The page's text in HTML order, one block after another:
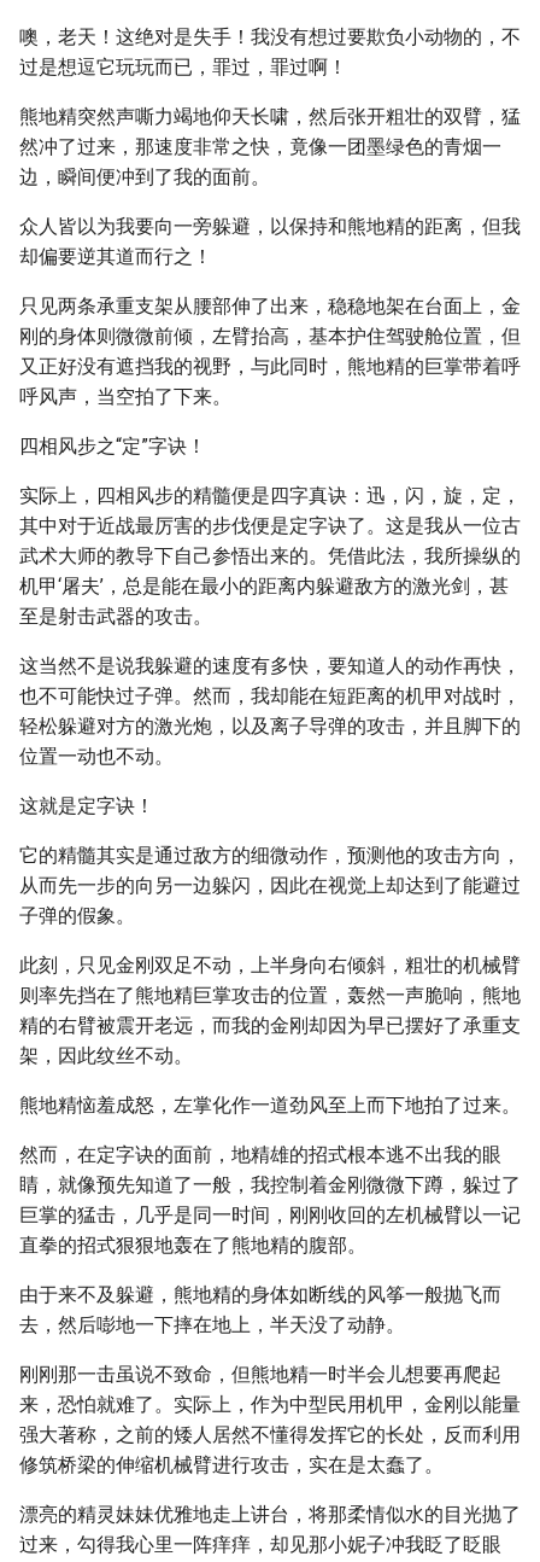
噢，老天！这绝对是失手！我没有想过要欺负小动物的，不
过是想逗它玩玩而已，罪过，罪过啊！
熊地精突然声嘶力竭地仰天长啸，然后张开粗壮的双臂，猛
然冲了过来，那速度非常之快，竟像一团墨绿色的青烟一
边，瞬间便冲到了我的面前。
众人皆以为我要向一旁躲避，以保持和熊地精的距离，但我
却偏要逆其道而行之！
只见两条承重支架从腰部伸了出来，稳稳地架在台面上，金
刚的身体则微微前倾，左臂抬高，基本护住驾驶舱位置，但
又正好没有遮挡我的视野，与此同时，熊地精的巨掌带着呼
呼风声，当空拍了下来。
四相风步之“定”字诀！
实际上，四相风步的精髓便是四字真诀：迅，闪，旋，定，
其中对于近战最厉害的步伐便是定字诀了。这是我从一位古
武术大师的教导下自己参悟出来的。凭借此法，我所操纵的
机甲‘屠夫’，总是能在最小的距离内躲避敌方的激光剑，甚
至是射击武器的攻击。
这当然不是说我躲避的速度有多快，要知道人的动作再快，
也不可能快过子弹。然而，我却能在短距离的机甲对战时，
轻松躲避对方的激光炮，以及离子导弹的攻击，并且脚下的
位置一动也不动。
这就是定字诀！
它的精髓其实是通过敌方的细微动作，预测他的攻击方向，
从而先一步的向另一边躲闪，因此在视觉上却达到了能避过
子弹的假象。
此刻，只见金刚双足不动，上半身向右倾斜，粗壮的机械臂
则率先挡在了熊地精巨掌攻击的位置，轰然一声脆响，熊地
精的右臂被震开老远，而我的金刚却因为早已摆好了承重支
架，因此纹丝不动。
熊地精恼羞成怒，左掌化作一道劲风至上而下地拍了过来。
然而，在定字诀的面前，地精雄的招式根本逃不出我的眼
睛，就像预先知道了一般，我控制着金刚微微下蹲，躲过了
巨掌的猛击，几乎是同一时间，刚刚收回的左机械臂以一记
直拳的招式狠狠地轰在了熊地精的腹部。
由于来不及躲避，熊地精的身体如断线的风筝一般抛飞而
去，然后嘭地一下摔在地上，半天没了动静。
刚刚那一击虽说不致命，但熊地精一时半会儿想要再爬起
来，恐怕就难了。实际上，作为中型民用机甲，金刚以能量
强大著称，之前的矮人居然不懂得发挥它的长处，反而利用
修筑桥梁的伸缩机械臂进行攻击，实在是太蠢了。
漂亮的精灵妹妹优雅地走上讲台，将那柔情似水的目光抛了
过来，勾得我心里一阵痒痒，却见那小妮子冲我眨了眨眼